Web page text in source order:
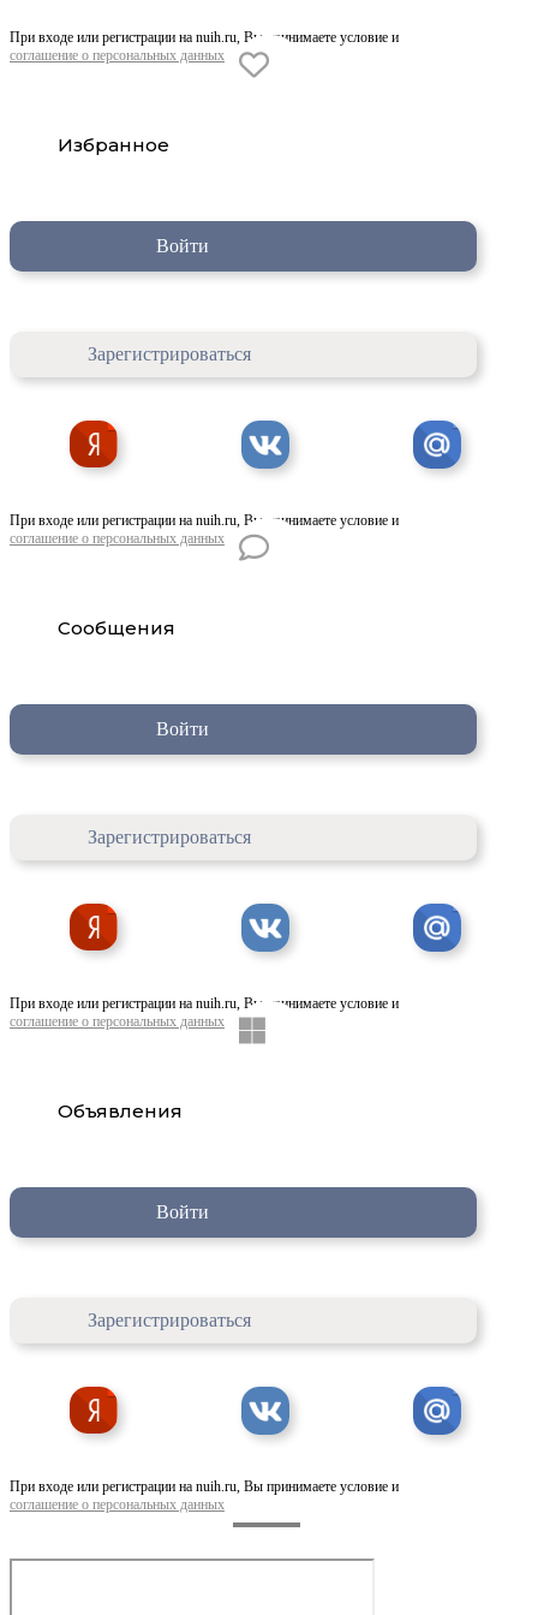
При входе или регистрации на nuih.ru, Вы принимаете условие и
соглашение о персональных данных
Избранное
Войти
Зарегистрироваться
При входе или регистрации на nuih.ru, Вы принимаете условие и
соглашение о персональных данных
Сообщения
Войти
Зарегистрироваться
При входе или регистрации на nuih.ru, Вы принимаете условие и
соглашение о персональных данных
Объявления
Войти
Зарегистрироваться
При входе или регистрации на nuih.ru, Вы принимаете условие и
соглашение о персональных данных